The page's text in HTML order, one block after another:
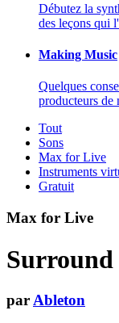
Débutez la
des leçons qui
Making Music
Quelques
producteurs de
Tout
Sons
Max for Live
Instruments
Gratuit
Max for Live
Surround
par Ableton